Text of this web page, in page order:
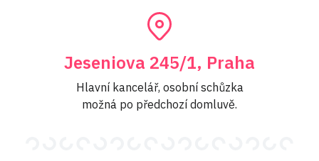
Jeseniova 245/1, Praha
Hlavní kancelář, osobní schůzka
možná po předchozí domluvě.